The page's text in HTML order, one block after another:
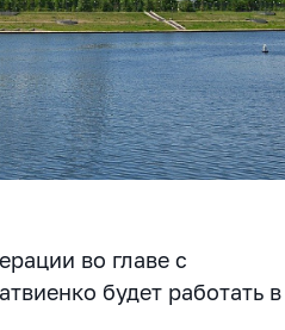
во главе с
будет работать в